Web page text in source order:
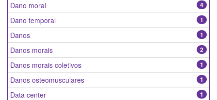
Dano moral 4
Dano temporal 1
Danos 1
Danos morais 2
Danos morais coletivos 1
Danos osteomusculares 1
Data center 1